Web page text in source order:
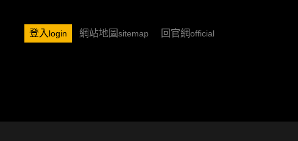
登入 login 網站地圖sitemap 回官網official